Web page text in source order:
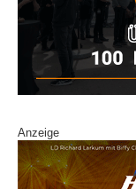
Anzeige